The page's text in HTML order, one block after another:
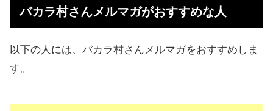
バカラ村さんメルマガがおすすめな人
以下の人には、バカラ村さんメルマガをおすすめしま
す。